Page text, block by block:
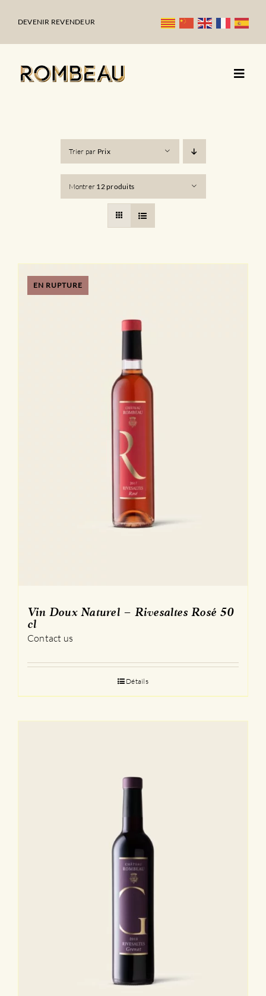
DEVENIR REVENDEUR
Trier par Prix
Montrer 12 produits
EN RUPTURE
Vin Doux Naturel – Rivesaltes Rosé 50
cl
Contact us
Détails